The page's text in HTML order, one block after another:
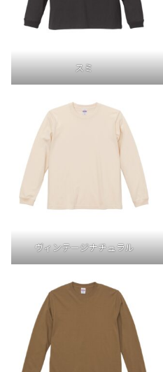
スミ
ヴィンテージナチュラル